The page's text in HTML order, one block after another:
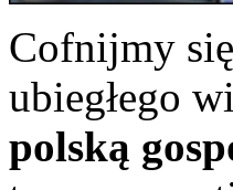
Cofnijmy
ubiegłego
polską